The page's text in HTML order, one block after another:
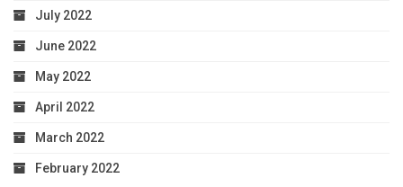
July 2022
June 2022
May 2022
April 2022
March 2022
February 2022